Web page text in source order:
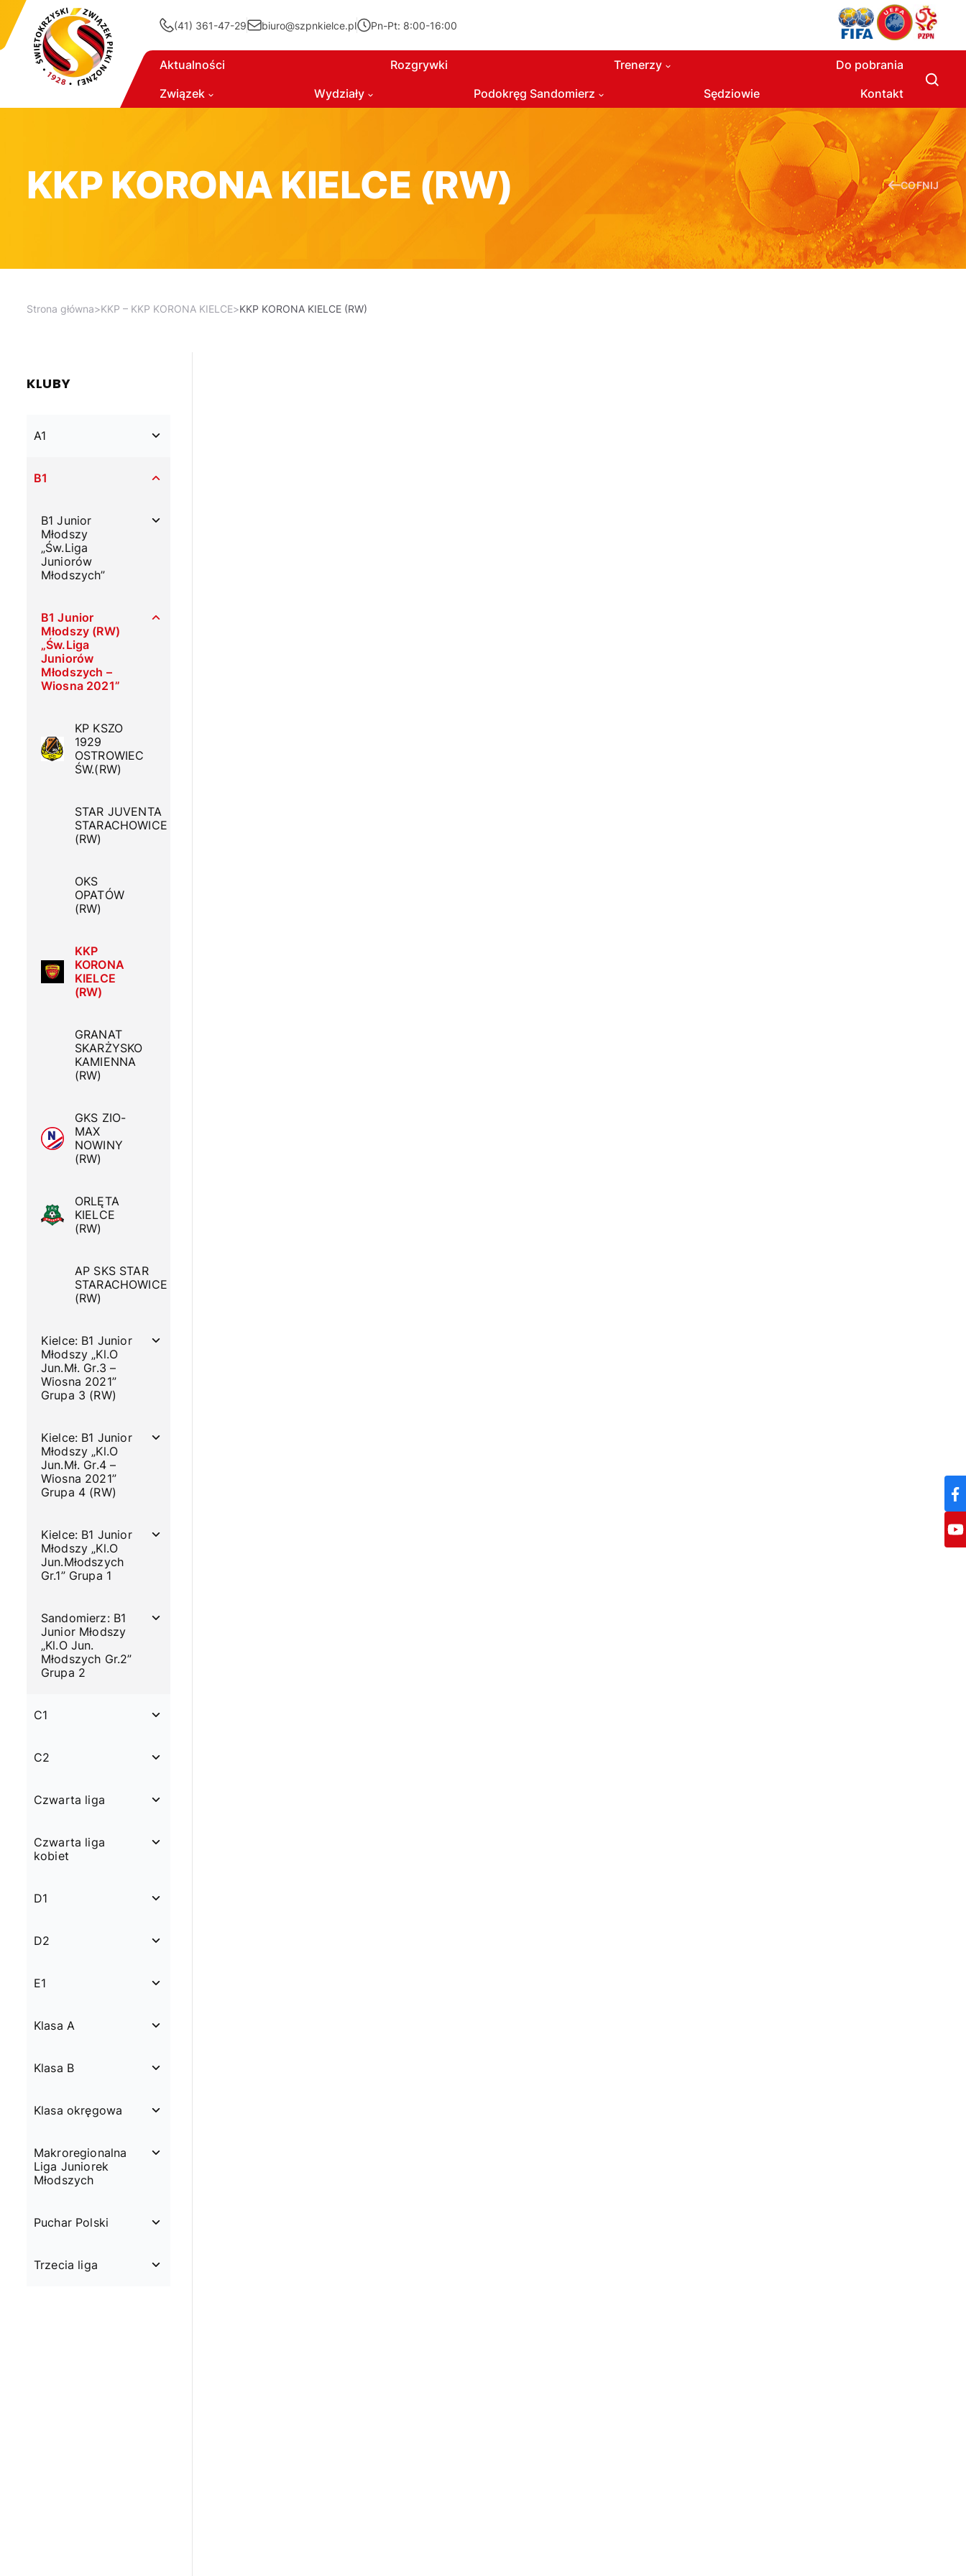
(41) 361-47-29 biuro@szpnkielce.pl Pn-Pt: 8:00-16:00
Związek
Aktualności
Wydziały
Rozgrywki
Podokręg Sandomierz
Trenerzy
Sędziowie
Do pobrania
Kontakt
KKP KORONA KIELCE (RW) COFNIJ
Strona główna>KKP – KKP KORONA KIELCE>KKP KORONA KIELCE (RW)
KLUBY
A1
B1
B1 Junior
Młodszy
„Św.Liga
Juniorów
Młodszych”
B1 Junior
Młodszy (RW)
„Św.Liga
Juniorów
Młodszych –
Wiosna 2021”
KP KSZO
1929
OSTROWIEC
ŚW.(RW)
STAR JUVENTA
STARACHOWICE
(RW)
OKS
OPATÓW
(RW)
KKP
KORONA
KIELCE
(RW)
GRANAT
SKARŻYSKO
KAMIENNA
(RW)
GKS ZIO-
MAX
NOWINY
(RW)
ORLĘTA
KIELCE
(RW)
AP SKS STAR
STARACHOWICE
(RW)
Kielce: B1 Junior
Młodszy „Kl.O
Jun.Mł. Gr.3 –
Wiosna 2021”
Grupa 3 (RW)
Kielce: B1 Junior
Młodszy „Kl.O
Jun.Mł. Gr.4 –
Wiosna 2021”
Grupa 4 (RW)
Kielce: B1 Junior
Młodszy „Kl.O
Jun.Młodszych
Gr.1” Grupa 1
Sandomierz: B1
Junior Młodszy
„Kl.O Jun.
Młodszych Gr.2”
Grupa 2
C1
C2
Czwarta liga
Czwarta liga
kobiet
D1
D2
E1
Klasa A
Klasa B
Klasa okręgowa
Makroregionalna
Liga Juniorek
Młodszych
Puchar Polski
Trzecia liga